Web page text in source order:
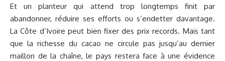
Et un planteur qui attend trop longtemps finit par
abandonner, réduire ses efforts ou s’endetter davantage.
La Côte d’Ivoire peut bien fixer des prix records. Mais tant
que la richesse du cacao ne circule pas jusqu’au dernier
maillon de la chaîne, le pays restera face à une évidence